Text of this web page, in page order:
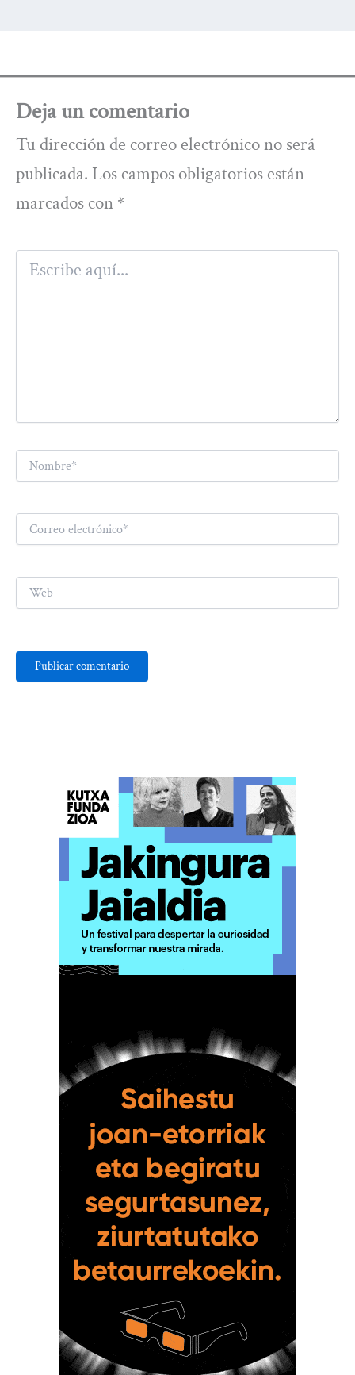
Deja un comentario
Tu dirección de correo electrónico no será
publicada. Los campos obligatorios están
marcados con *
Escribe
aquí...
Nombre*
Correo
electrónico*
Web